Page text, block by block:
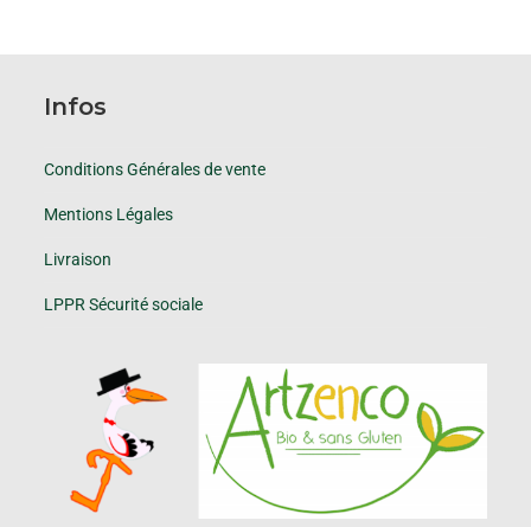
Infos
Conditions Générales de vente
Mentions Légales
Livraison
LPPR Sécurité sociale